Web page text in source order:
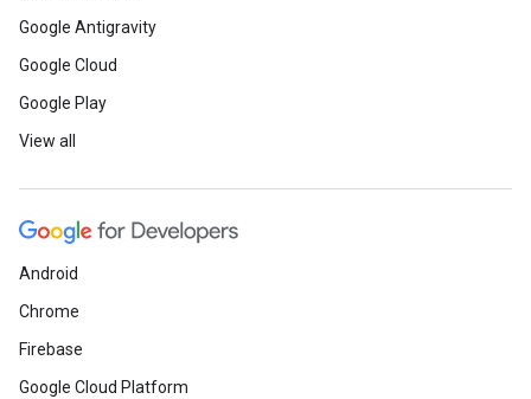
Google Antigravity
Google Cloud
Google Play
View all
Android
Chrome
Firebase
Google Cloud Platform